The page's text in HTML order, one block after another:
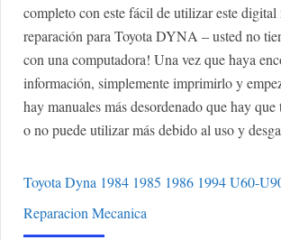
completo con este fácil de utilizar este digital
reparación para Toyota DYNA – usted no
con una computadora! Una vez que haya
información, simplemente imprimirlo y
hay manuales más desordenado que hay que
o no puede utilizar más debido al uso y
Toyota Dyna 1984 1985 1986 1994 U60-
Reparacion Mecanica